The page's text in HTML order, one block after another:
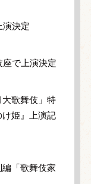
演決定
座で上演決定
歌舞伎」特
姫』上演記
「歌舞伎家